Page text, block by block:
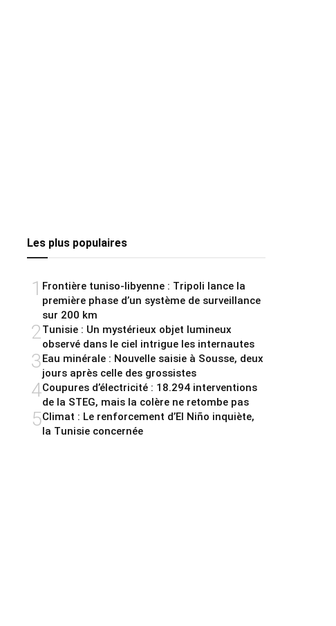
Les plus populaires
1 Frontière tuniso-libyenne : Tripoli lance la
première phase d’un système de surveillance
sur 200 km
2Tunisie : Un mystérieux objet lumineux
observé dans le ciel intrigue les internautes
3Eau minérale : Nouvelle saisie à Sousse, deux
jours après celle des grossistes
4Coupures d’électricité : 18.294 interventions
de la STEG, mais la colère ne retombe pas
5Climat : Le renforcement d’El Niño inquiète,
la Tunisie concernée